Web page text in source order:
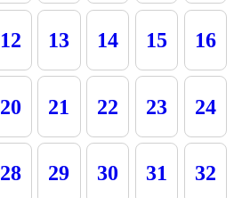
12 13 14 15 16
20 21 22 23 24
28 29 30 31 32